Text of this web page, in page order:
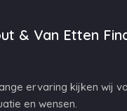
& Van Etten
ervaring kijken wij
en wensen.